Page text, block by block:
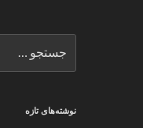
برای
نوشته‌های تازه